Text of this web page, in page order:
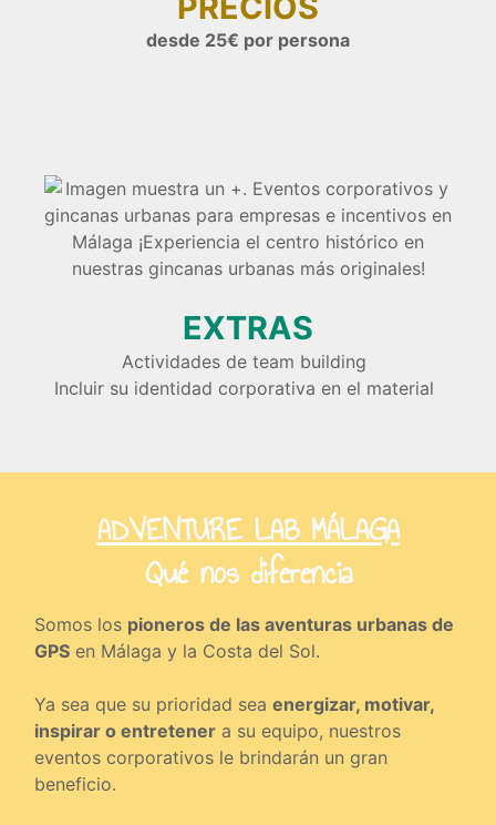
desde 25€ por persona
EXTRAS
Actividades de team building
Incluir su identidad corporativa en el material
ADVENTURE LAB MÁLAGA
Qué nos diferencia
Somos los pioneros de las aventuras urbanas de
GPS en Málaga y la Costa del Sol.
Ya sea que su prioridad sea energizar, motivar,
inspirar o entretener a su equipo, nuestros
eventos corporativos le brindarán un gran
beneficio.